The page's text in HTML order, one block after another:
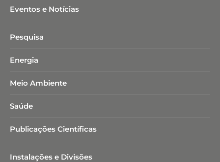
Eventos e Notícias
Pesquisa
Energia
Meio Ambiente
Saúde
Publicações Científicas
Instalações e Divisões